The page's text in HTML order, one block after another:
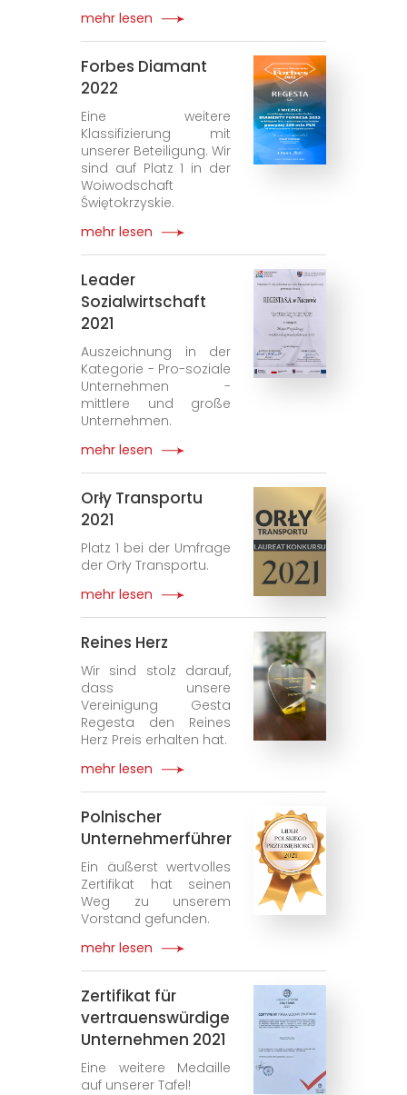
mehr lesen
Forbes Diamant
2022
Eine weitere
Klassifizierung mit
unserer Beteiligung. Wir
sind auf Platz 1 in der
Woiwodschaft
Świętokrzyskie.
mehr lesen
Leader
Sozialwirtschaft
2021
Auszeichnung in der
Kategorie - Pro-soziale
Unternehmen -
mittlere und große
Unternehmen.
mehr lesen
Orły Transportu
2021
Platz 1 bei der Umfrage
der Orły Transportu.
mehr lesen
Reines Herz
Wir sind stolz darauf,
dass unsere
Vereinigung Gesta
Regesta den Reines
Herz Preis erhalten hat.
mehr lesen
Polnischer
Unternehmerführer
Ein äußerst wertvolles
Zertifikat hat seinen
Weg zu unserem
Vorstand gefunden.
mehr lesen
Zertifikat für
vertrauenswürdige
Unternehmen 2021
Eine weitere Medaille
auf unserer Tafel!